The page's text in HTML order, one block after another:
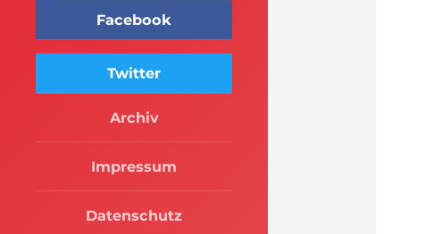
Facebook
Twitter
Archiv
Impressum
Datenschutz